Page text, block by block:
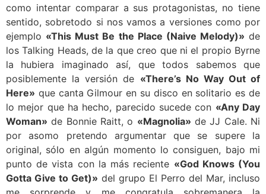
como intentar comparar a sus protagonistas, no tiene
sentido, sobretodo si nos vamos a versiones como por
ejemplo «This Must Be the Place (Naive Melody)» de
los Talking Heads, de la que creo que ni el propio Byrne
la hubiera imaginado así, que todos sabemos que
posiblemente la versión de «There’s No Way Out of
Here» que canta Gilmour en su disco en solitario es de
lo mejor que ha hecho, parecido sucede con «Any Day
Woman» de Bonnie Raitt, o «Magnolia» de JJ Cale. Ni
por asomo pretendo argumentar que se supere la
original, sólo en algún momento lo consiguen, bajo mi
punto de vista con la más reciente «God Knows (You
Gotta Give to Get)» del grupo El Perro del Mar, incluso